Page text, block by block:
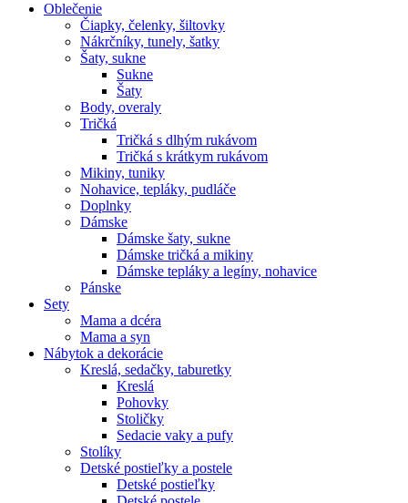
Oblečenie
Čiapky, čelenky, šiltovky
Nákrčníky, tunely, šatky
Šaty, sukne
Sukne
Šaty
Body, overaly
Tričká
Tričká s dlhým rukávom
Tričká s krátkym rukávom
Mikiny, tuniky
Nohavice, tepláky, pudláče
Doplnky
Dámske
Dámske šaty, sukne
Dámske tričká a mikiny
Dámske tepláky a legíny, nohavice
Pánske
Sety
Mama a dcéra
Mama a syn
Nábytok a dekorácie
Kreslá, sedačky, taburetky
Kreslá
Pohovky
Stoličky
Sedacie vaky a pufy
Stolíky
Detské postieľky a postele
Detské postieľky